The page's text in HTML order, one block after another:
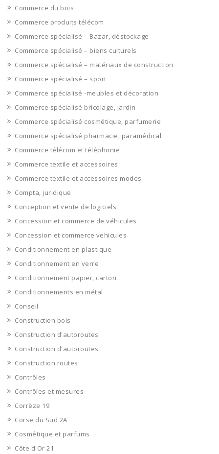
Commerce du bois
Commerce produits télécom
Commerce spécialisé – Bazar, déstockage
Commerce spécialisé – biens culturels
Commerce spécialisé – matériaux de construction
Commerce spécialisé – sport
Commerce spécialisé -meubles et décoration
Commerce spécialisé bricolage, jardin
Commerce spécialisé cosmétique, parfumerie
Commerce spécialisé pharmacie, paramédical
Commerce télécom et téléphonie
Commerce textile et accessoires
Commerce textile et accessoires modes
Compta, juridique
Conception et vente de logiciels
Concession et commerce de véhicules
Concession et commerce vehicules
Conditionnement en plastique
Conditionnement en verre
Conditionnement papier, carton
Conditionnements en métal
Conseil
Construction bois
Construction d'autoroutes
Construction d'autoroutes
Construction routes
Contrôles
Contrôles et mesures
Corrèze 19
Corse du Sud 2A
Cosmétique et parfums
Côte d'Or 21